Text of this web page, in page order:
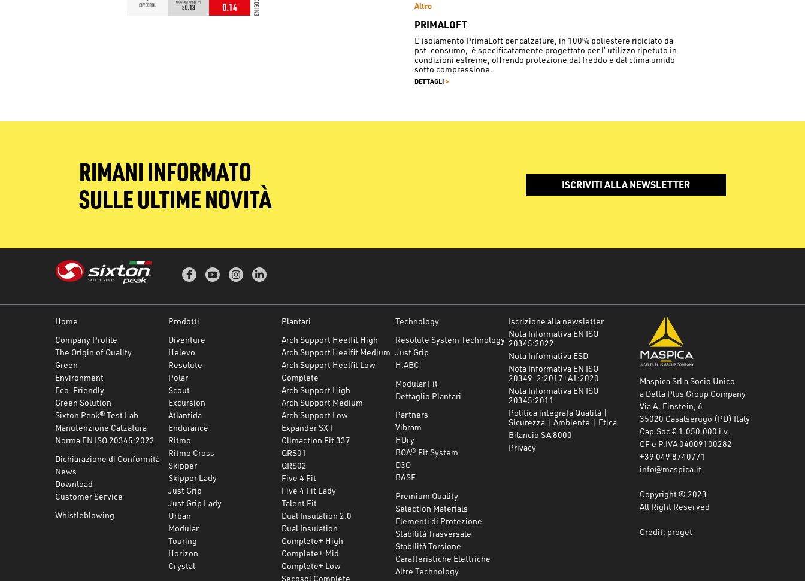
Altro
PRIMALOFT
L’ isolamento PrimaLoft per calzature, in 100% poliestere riciclato da
pst-consumo, è specificatamente progettato per l’ utilizzo ripetuto in
condizioni estreme, offrendo protezione dal freddo e dal clima umido
sotto compressione.
DETTAGLI >
RIMANI INFORMATO
SULLE ULTIME NOVITÀ
ISCRIVITI ALLA NEWSLETTER
Home
Company Profile
The Origin of Quality
Green
Environment
Eco-Friendly
Green Solution
Sixton Peak® Test Lab
Manutenzione Calzatura
Norma EN ISO 20345:2022
Dichiarazione di Conformità
News
Download
Customer Service
Whistleblowing
Prodotti
Diventure
Helevo
Resolute
Polar
Scout
Excursion
Atlantida
Endurance
Ritmo
Ritmo Cross
Skipper
Skipper Lady
Just Grip
Just Grip Lady
Urban
Modular
Touring
Horizon
Crystal
Plantari
Arch Support Heelfit High
Arch Support Heelfit Medium
Arch Support Heelfit Low
Complete
Arch Support High
Arch Support Medium
Arch Support Low
Expander SXT
Climaction Fit 337
QRS01
QRS02
Five 4 Fit
Five 4 Fit Lady
Talent Fit
Dual Insulation 2.0
Dual Insulation
Complete+ High
Complete+ Mid
Complete+ Low
Secosol Complete
Technology
Resolute System Technology
Just Grip
H.ABC
Modular Fit
Dettaglio Plantari
Partners
Vibram
HDry
BOA® Fit System
D3O
BASF
Premium Quality
Selection Materials
Elementi di Protezione
Stabilità Trasversale
Stabilità Torsione
Caratteristiche Elettriche
Altre Technology
Iscrizione alla newsletter
Nota Informativa EN ISO
20345:2022
Nota Informativa ESD
Nota Informativa EN ISO
20349-2:2017+A1:2020
Nota Informativa EN ISO
20345:2011
Politica integrata Qualità |
Sicurezza | Ambiente | Etica
Bilancio SA 8000
Privacy
Maspica Srl a Socio Unico
a Delta Plus Group Company
Via A. Einstein, 6
35020 Casalserugo (PD) Italy
Cap.Soc € 1.050.000 i.v.
CF e P.IVA 04009100282
+39 049 8740771
info@maspica.it
Copyright © 2023
All Right Reserved
Credit: proget